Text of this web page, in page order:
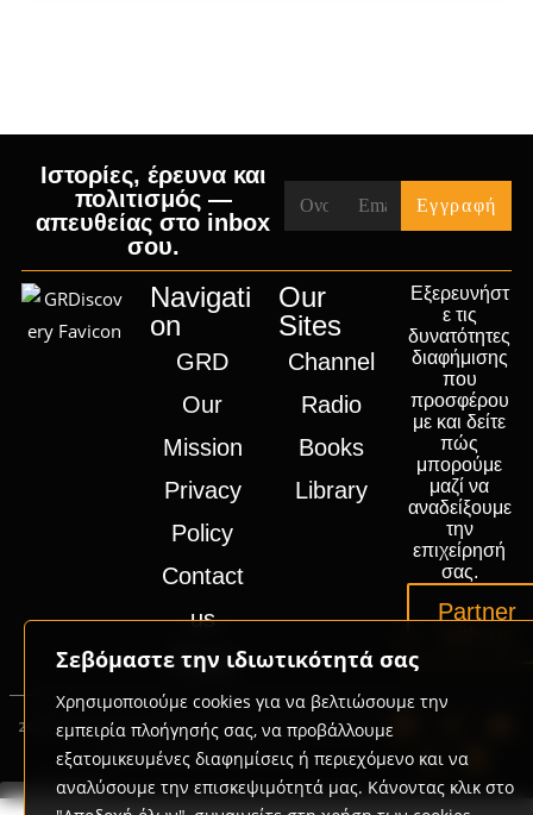
Σεβόμαστε την ιδιωτικότητά σας
Χρησιμοποιούμε cookies για να βελτιώσουμε την
εμπειρία πλοήγησής σας, να προβάλλουμε
εξατομικευμένες διαφημίσεις ή περιεχόμενο και να
αναλύσουμε την επισκεψιμότητά μας. Κάνοντας κλικ στο
Ιστορίες, έρευνα και
πολιτισμός —
απευθείας στο inbox
σου.
Navigati
on
GRD
Our
Mission
Privacy
Policy
Contact
us
Press
Our
Sites
Channel
Radio
Books
Library
Εξερευνήστ
ε τις
δυνατότητες
διαφήμισης
που
προσφέρου
με και δείτε
πώς
μπορούμε
μαζί να
αναδείξουμε
την
επιχείρησή
σας.
Partner
2020-2026 © GRD Group | Powered byPromotech
Digital Marketing Lab Greece